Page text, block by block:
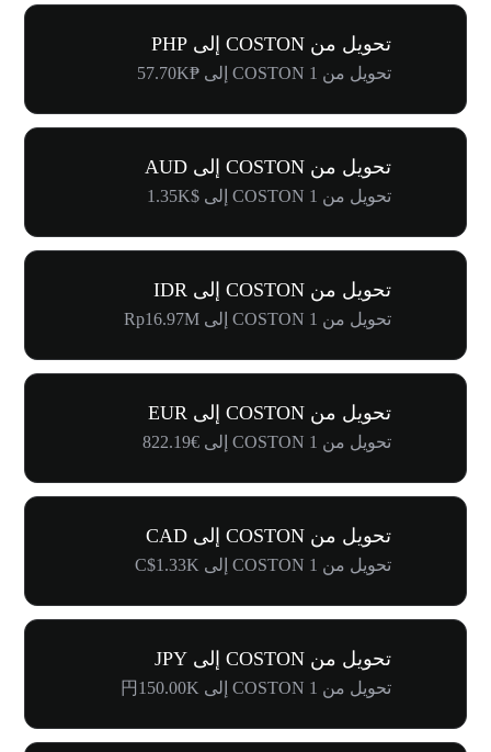
تحويل من COSTON إلى PHP
تحويل من 1 COSTON إلى ₱57.70K
تحويل من COSTON إلى AUD
تحويل من 1 COSTON إلى $1.35K
تحويل من COSTON إلى IDR
تحويل من 1 COSTON إلى Rp16.97M
تحويل من COSTON إلى EUR
تحويل من 1 COSTON إلى €822.19
تحويل من COSTON إلى CAD
تحويل من 1 COSTON إلى C$1.33K
تحويل من COSTON إلى JPY
تحويل من 1 COSTON إلى 円150.00K